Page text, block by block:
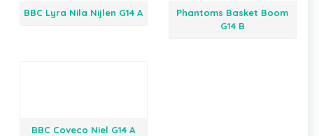
BBC Lyra Nila Nijlen G14 A
Phantoms Basket Boom
G14 B
BBC Coveco Niel G14 A